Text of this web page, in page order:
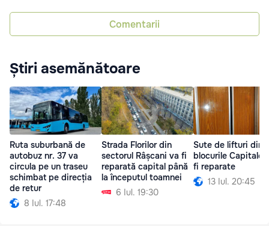
Comentarii
Știri asemănătoare
Ruta suburbană de
autobuz nr. 37 va
circula pe un traseu
schimbat pe direcția
de retur
8 Iul. 17:48
Strada Florilor din
sectorul Râșcani va fi
reparată capital până
la începutul toamnei
6 Iul. 19:30
Sute de lifturi din
blocurile Capitalei
fi reparate
13 Iul. 20:45